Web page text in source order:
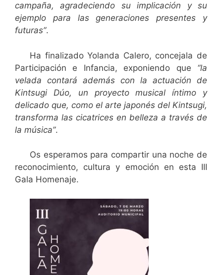
campaña, agradeciendo su implicación y su
ejemplo para las generaciones presentes y
futuras”.
Ha finalizado Yolanda Calero, concejala de
Participación e Infancia, exponiendo que “la
velada contará además con la actuación de
Kintsugi Dúo, un proyecto musical íntimo y
delicado que, como el arte japonés del Kintsugi,
transforma las cicatrices en belleza a través de
la música”.
Os esperamos para compartir una noche de
reconocimiento, cultura y emoción en esta III
Gala Homenaje.